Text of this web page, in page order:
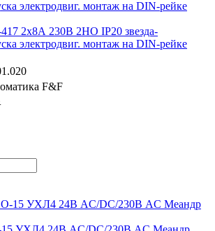
2х8А 230В 2НО IP20 звезда-
электродвиг. монтаж на DIN-рейке
F&F